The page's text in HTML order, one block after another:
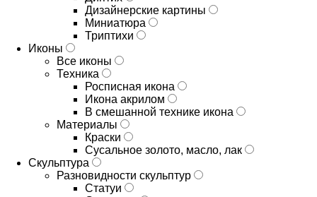
Дизайнерские картины
Миниатюра
Триптихи
Иконы
Все иконы
Техника
Росписная икона
Икона акрилом
В смешанной технике икона
Материалы
Краски
Сусальное золото, масло, лак
Скульптура
Разновидности скульптур
Статуи